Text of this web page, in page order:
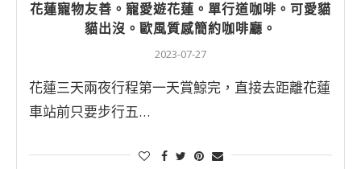
花蓮寵物友善。寵愛遊花蓮。單行道咖啡。可愛貓
貓出沒。歐風質感簡約咖啡廳。
2023-07-27
花蓮三天兩夜行程第一天賞鯨完，直接去距離花蓮
車站前只要步行五…